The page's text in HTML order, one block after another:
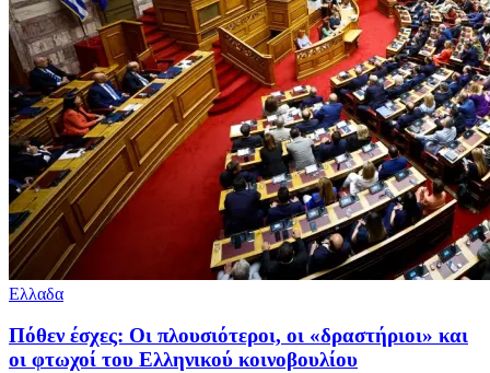
Ελλαδα
Πόθεν έσχες: Οι πλουσιότεροι, οι «δραστήριοι» και
οι φτωχοί του Eλληνικού κοινοβουλίου